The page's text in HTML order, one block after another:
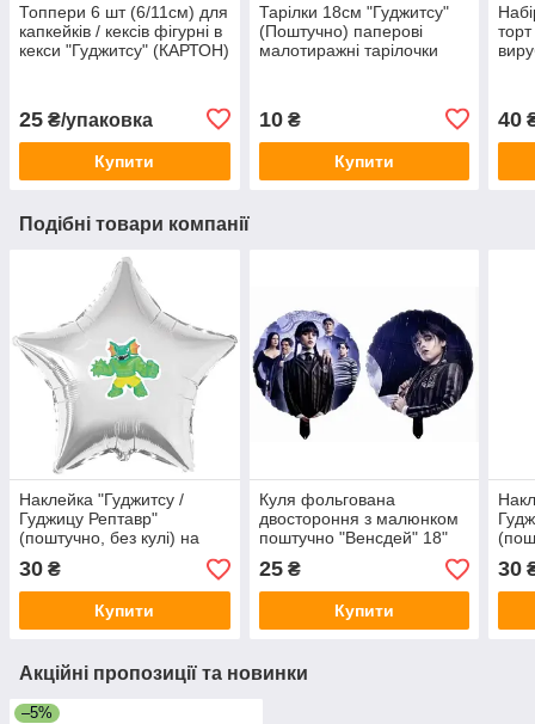
Топпери 6 шт (6/11см) для
капкейків / кексів фігурні в
кекси "Гуджитсу" (КАРТОН)
25 ₴/упаковка
Купити
Тарілки 18см "Гуджитсу"
(Поштучно) паперові
малотиражні тарілочки
10₴
Купити
40
Подібні товари компанії
Наклейка "Гуджитсу /
Гуджицу Рептавр"
(поштучно, без кулі) на
кулю 18"
30 ₴
Купити
Куля фольгована
двостороння з малюнком
поштучно "Венсдей" 18"
(45 см)
25₴
Купити
30
Акційні пропозиції та новинки
–5%